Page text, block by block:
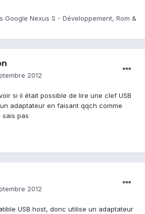
Google Nexus S - Développement, Rom &
2012
si il était possible de lire une clef USB
adaptateur en faisant qqch comme
sais pas
2012
USB host, donc utilise un adaptateur